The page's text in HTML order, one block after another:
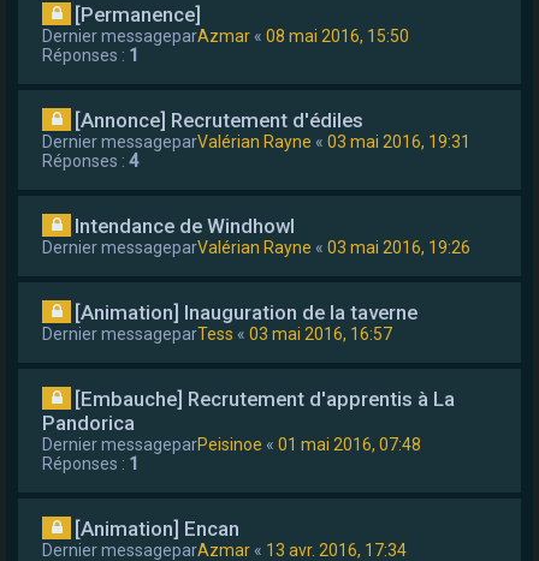
[Permanence]
Dernier messageparAzmar « 08 mai 2016, 15:50
Réponses : 1
[Annonce] Recrutement d'édiles
Dernier messageparValérian Rayne « 03 mai 2016, 19:31
Réponses : 4
Intendance de Windhowl
Dernier messageparValérian Rayne « 03 mai 2016, 19:26
[Animation] Inauguration de la taverne
Dernier messageparTess « 03 mai 2016, 16:57
[Embauche] Recrutement d'apprentis à La
Pandorica
Dernier messageparPeisinoe « 01 mai 2016, 07:48
Réponses : 1
[Animation] Encan
Dernier messageparAzmar « 13 avr. 2016, 17:34